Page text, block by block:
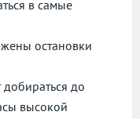
в самые
остановки
добираться до
высокой